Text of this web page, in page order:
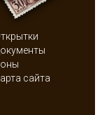
сайта